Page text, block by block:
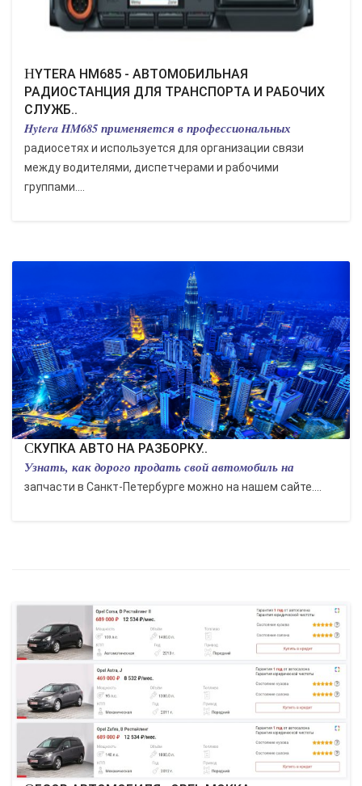
HYTERA HM685 - АВТОМОБИЛЬНАЯ
РАДИОСТАНЦИЯ ДЛЯ ТРАНСПОРТА И РАБОЧИХ
СЛУЖБ..
Hytera HM685 применяется в профессиональных
радиосетях и используется для организации связи
между водителями, диспетчерами и рабочими
группами....
СКУПКА АВТО НА РАЗБОРКУ..
Узнать, как дорого продать свой автомобиль на
запчасти в Санкт-Петербурге можно на нашем сайте....